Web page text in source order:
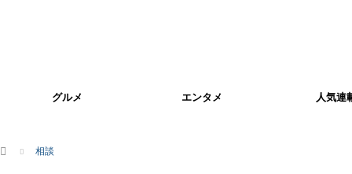
グルメ エンタメ 人気連
ホーム 相談